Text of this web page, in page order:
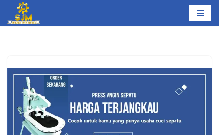
Lompat